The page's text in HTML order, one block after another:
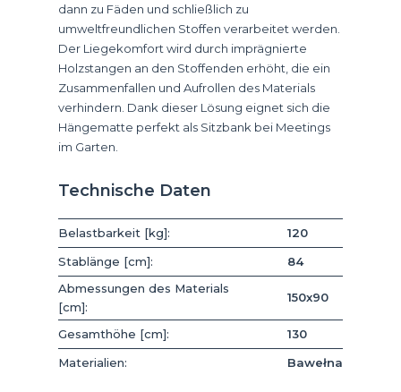
dann zu Fäden und schließlich zu
umweltfreundlichen Stoffen verarbeitet werden.
Der Liegekomfort wird durch imprägnierte
Holzstangen an den Stoffenden erhöht, die ein
Zusammenfallen und Aufrollen des Materials
verhindern. Dank dieser Lösung eignet sich die
Hängematte perfekt als Sitzbank bei Meetings
im Garten.
Technische Daten
Belastbarkeit [kg]:
120
Stablänge [cm]:
84
Abmessungen des Materials
[cm]:
150x90
Gesamthöhe [cm]:
130
Materialien:
Bawełna